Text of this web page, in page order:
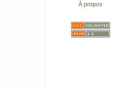
À propos